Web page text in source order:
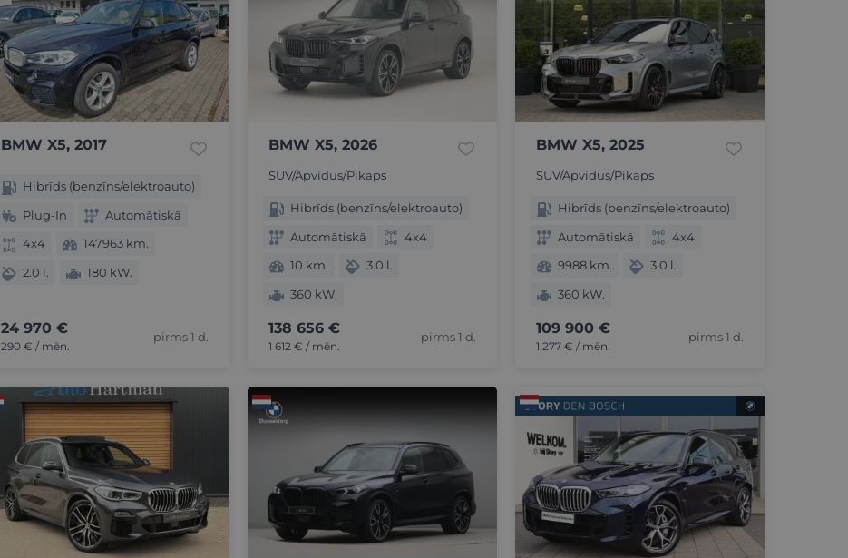
BMW X5, 2017
Hibrīds (benzīns/elektroauto)
Plug-In
Automātiskā
4x4
147963 km.
2.0 l.
180 kW.
24 970 €
290 € / mēn.
pirms 1 d.
BMW X5, 2026
SUV/Apvidus/Pikaps
Hibrīds (benzīns/elektroauto)
Automātiskā
4x4
10 km.
3.0 l.
360 kW.
138 656 €
1 612 € / mēn.
pirms 1 d.
BMW X5, 2025
SUV/Apvidus/Pikaps
Hibrīds (benzīns/elektroauto)
Automātiskā
4x4
9988 km.
3.0 l.
360 kW.
109 900 €
1 277 € / mēn.
pirms 1 d.